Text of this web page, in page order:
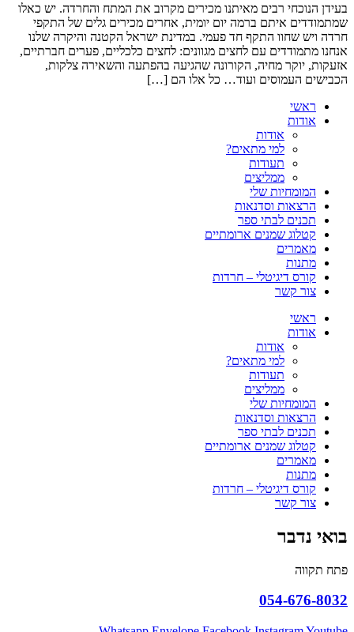
בעידן הנוכחי רבים מאיתנו מכירים מקרוב את המתח והחרדה. יש כאלו
שמתמודדים איתם ברמה יום יומית, אחרים מכירים גלים של התקפי
חרדה ויש שחוו התקף חד פעמי. במדינת ישראל הקטנה והיקרה שלנו
אנחנו מתמודדים עם לחצים מגוונים: לחצים כלכליים, פערים חברתיים,
אזעקות, יוקר מחיה, הקורונה שהגיעה בהפתעה והשאירה צלקות,
הכבישים העמוסים ועוד… כל אלו הם […]
ראשי
אודות
אודות
למי מתאים?
תעודות
ממליצים
המומחיות שלי
הרצאות וסדנאות
תכנים לבתי ספר
קטלוג שמנים ארומתיים
מאמרים
מתנות
קורס דיגיטלי – חרדות
צור קשר
ראשי
אודות
אודות
למי מתאים?
תעודות
ממליצים
המומחיות שלי
הרצאות וסדנאות
תכנים לבתי ספר
קטלוג שמנים ארומתיים
מאמרים
מתנות
קורס דיגיטלי – חרדות
צור קשר
בואי נדבר
פתח תקווה
054-676-8032